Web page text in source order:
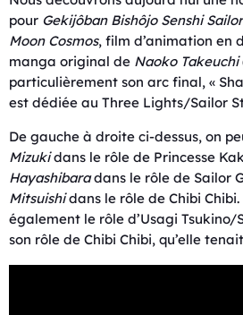
pour Gekijôban Bishôjo SenshiSailor
MoonCosmos, film d’animation en
manga original de Naoko Takeuchi
particulièrement son arc final, «
est dédiée au Three Lights/Sailor
De gauche à droite ci-dessus, on
Mizukidans le rôle de Princesse
Hayashibaradans le rôle de Sailor
Mitsuishidans le rôle de Chibi
également le rôle d’Usagi Tsukino/
son rôle de Chibi Chibi, qu’elle